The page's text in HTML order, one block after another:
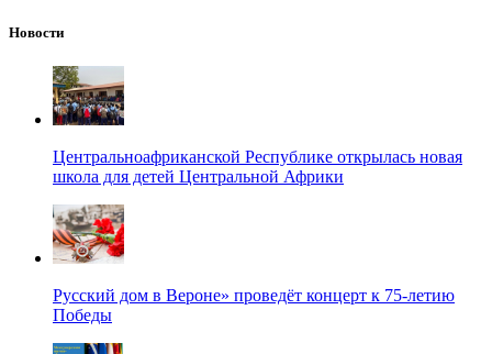
Новости
Центральноафриканской Республике открылась новая
школа для детей Центральной Африки
Русский дом в Вероне» проведёт концерт к 75-летию
Победы